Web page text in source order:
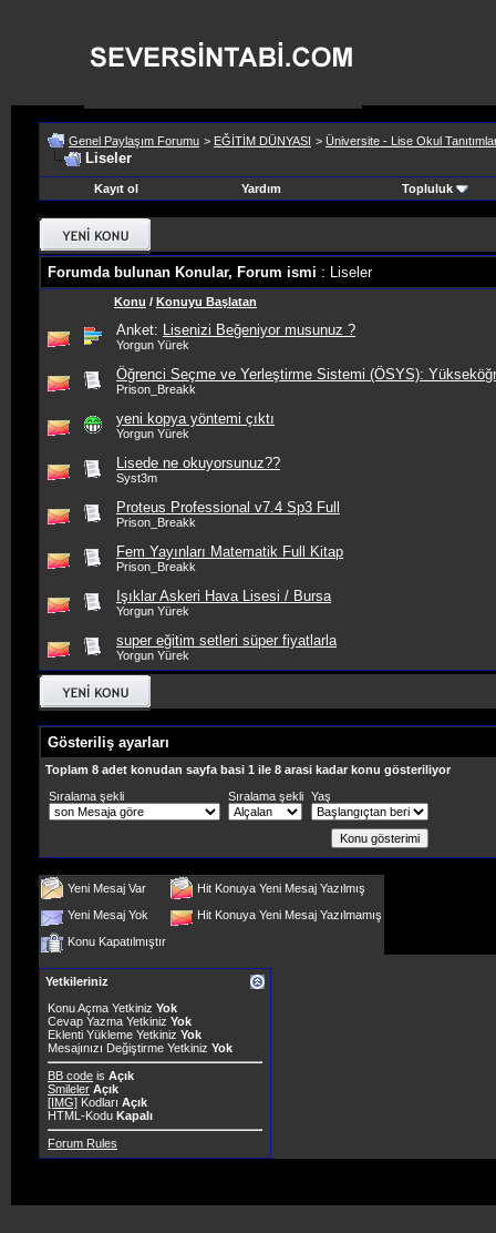
Genel Paylaşım Forumu > EĞİTİM DÜNYASI > Üniversite - Lise Okul
Liseler
Kayıt ol Yardım Topluluk
Forumda bulunan Konular, Forum ismi : Liseler
Konu / Konuyu Başlatan
Anket: Lisenizi Beğeniyor musunuz ?
Yorgun Yürek
Öğrenci Seçme ve Yerleştirme Sistemi (ÖSYS):
Prison_Breakk
yeni kopya yöntemi çıktı
Yorgun Yürek
Lisede ne okuyorsunuz??
Syst3m
Proteus Professional v7.4 Sp3 Full
Prison_Breakk
Fem Yayınları Matematik Full Kitap
Prison_Breakk
Işıklar Askeri Hava Lisesi / Bursa
Yorgun Yürek
super eğitim setleri süper fiyatlarla
Yorgun Yürek
Gösteriliş ayarları
Toplam 8 adet konudan sayfa basi 1 ile 8 arasi kadar konu gösteriliyor
Sıralama şekli
Sıralama şekli Yaş
Yeni Mesaj Var
Hit Konuya Yeni Mesaj Yazılmış
Yeni Mesaj Yok
Hit Konuya Yeni Mesaj Yazılmamış
Konu Kapatılmıştır
Yetkileriniz
Konu Açma Yetkiniz Yok
Cevap Yazma Yetkiniz Yok
Eklenti Yükleme Yetkiniz Yok
Mesajınızı Değiştirme Yetkiniz Yok
BB code is Açık
Smileler Açık
[IMG] Kodları Açık
HTML-Kodu Kapalı
Forum Rules